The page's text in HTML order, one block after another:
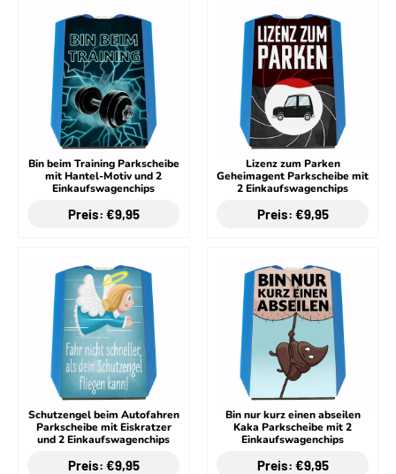
Bin beim Training Parkscheibe
mit Hantel-Motiv und 2
Einkaufswagenchips
Preis: €9,95
Lizenz zum Parken
Geheimagent Parkscheibe mit
2 Einkaufswagenchips
Preis: €9,95
Schutzengel beim Autofahren
Parkscheibe mit Eiskratzer
und 2 Einkaufswagenchips
Preis: €9,95
Bin nur kurz einen abseilen
Kaka Parkscheibe mit 2
Einkaufswagenchips
Preis: €9,95